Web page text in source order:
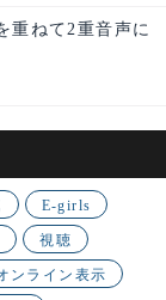
重ねて2重音声に
E-girls
視聴
ンライン表示